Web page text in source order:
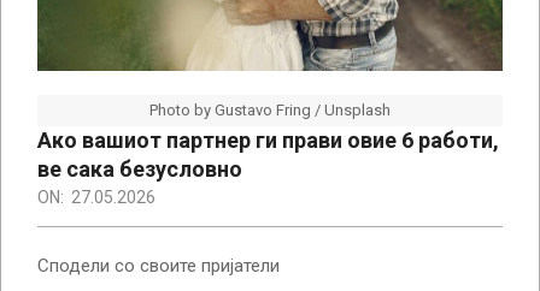
Photo by Gustavo Fring / Unsplash
Ако вашиот партнер ги прави овие 6 работи,
ве сака безусловно
ON: 27.05.2026
Сподели со своите пријатели